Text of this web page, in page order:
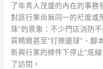
了年青人茂盛的內在的事務
對該行業尚無同一的尺度或
珠”的景象：不少門店消防
質精緻甚至“打擦邊球”、腳
新興行業的條件下停止“底
了訪問。